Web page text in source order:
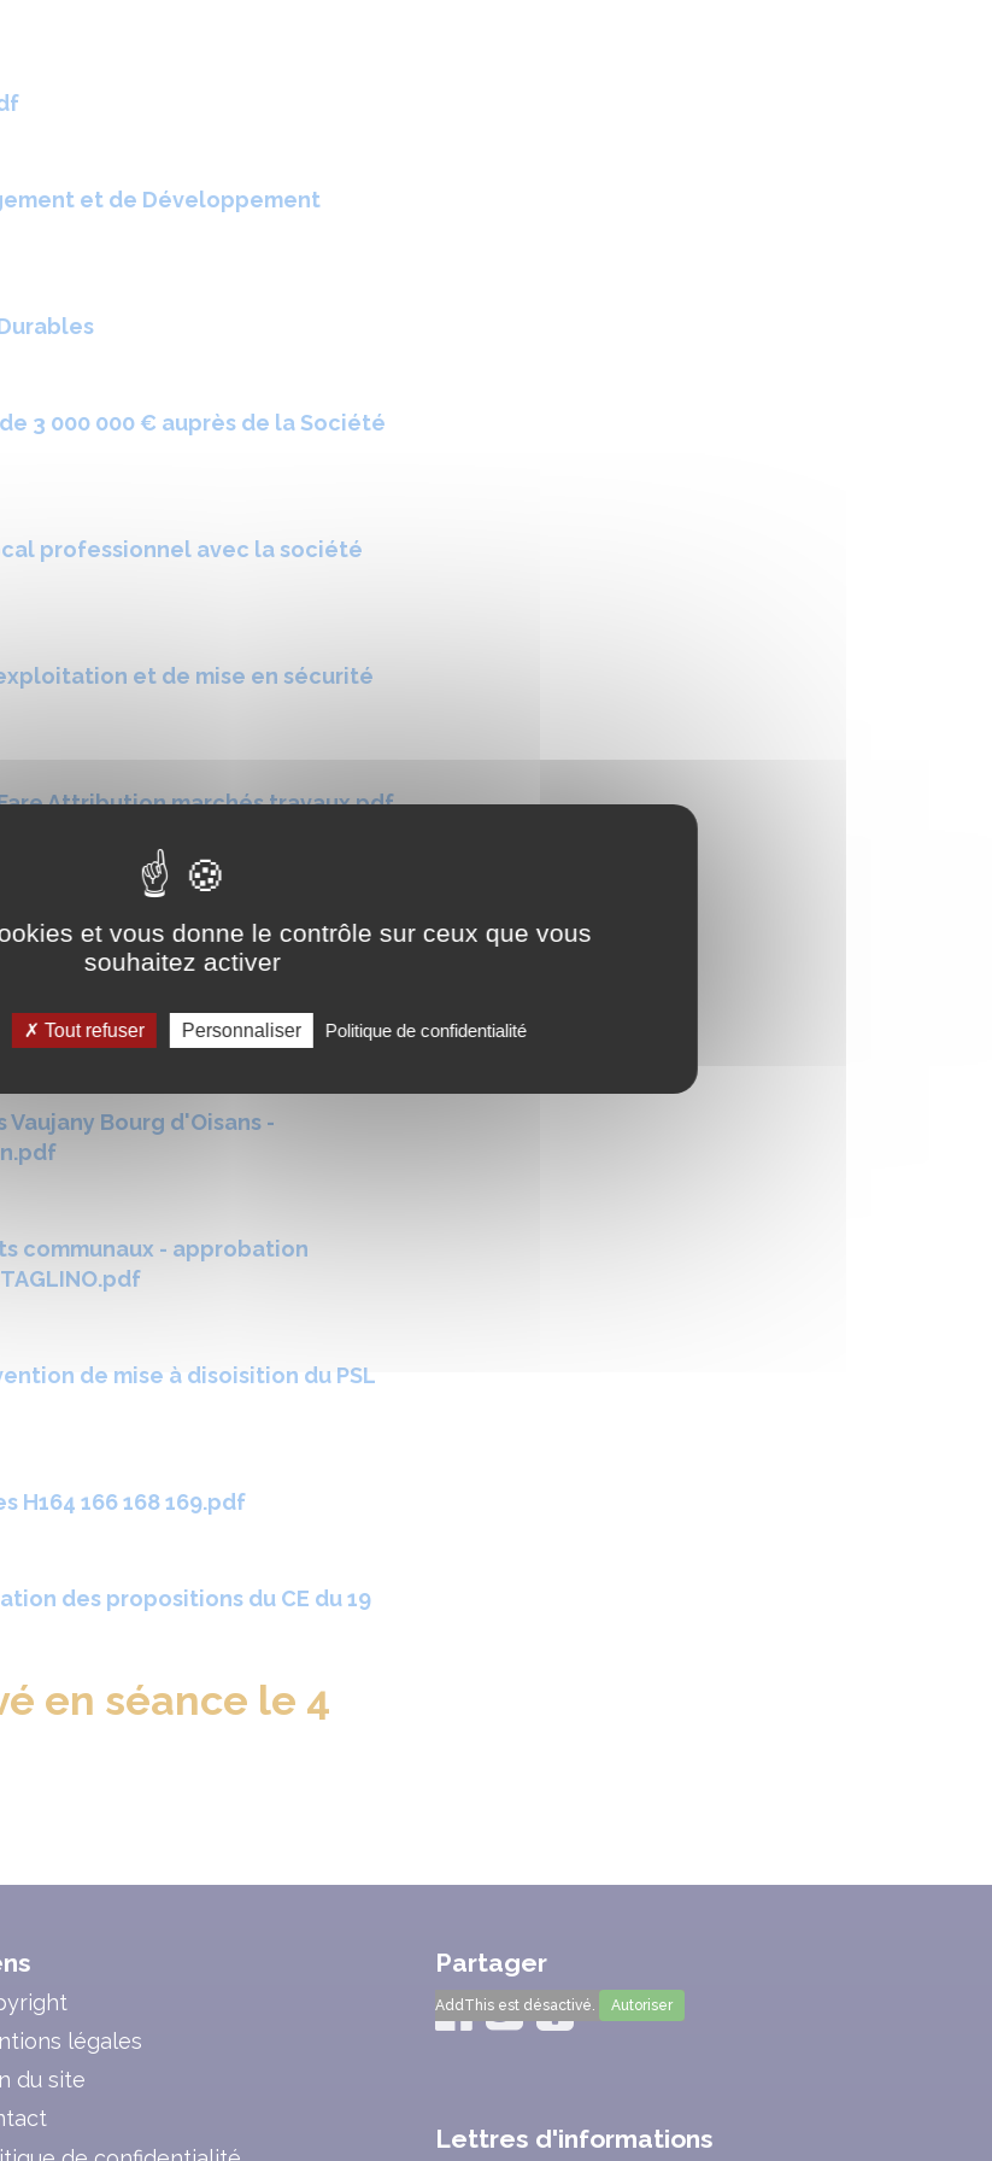
et de Développement
3 000 000 € auprès de la Société
professionnel avec la société
et de mise en sécurité
Attribution marchés travaux.pdf
1 Approbation Avenant 1.pdf
de loisir avec hébergement
Bourg d'Oisans -
communaux - approbation
de mise à disoisition du PSL
H164 166 168 169.pdf
des propositions du CE du 19
en séance le 4
légales
du site
Partager
AddThis est désactivé. Autoriser
Lettres d'informations
et vous donne le contrôle sur ceux que vous
souhaitez activer
Tout refuser Personnaliser Politique de confidentialité